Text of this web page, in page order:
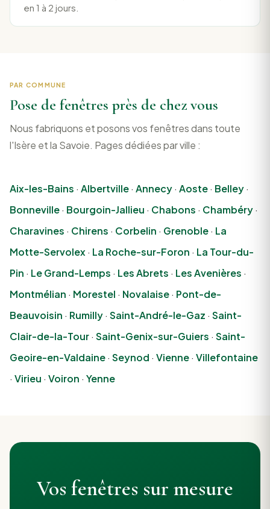
en 1 à 2 jours.
PAR COMMUNE
Pose de fenêtres près de chez vous
Nous fabriquons et posons vos fenêtres dans toute
l'Isère et la Savoie. Pages dédiées par ville :
Aix-les-Bains · Albertville· Annecy· Aoste· Belley·
Bonneville· Bourgoin-Jallieu · Chabons · Chambéry·
Charavines · Chirens · Corbelin · Grenoble· La
Motte-Servolex· La Roche-sur-Foron · La Tour-du-
Pin · Le Grand-Lemps · Les Abrets · Les Avenières ·
Montmélian · Morestel · Novalaise· Pont-de-
Beauvoisin · Rumilly· Saint-André-le-Gaz · Saint-
Clair-de-la-Tour· Saint-Genix-sur-Guiers · Saint-
Geoire-en-Valdaine· Seynod · Vienne· Villefontaine
· Virieu · Voiron · Yenne
Vos fenêtres sur mesure